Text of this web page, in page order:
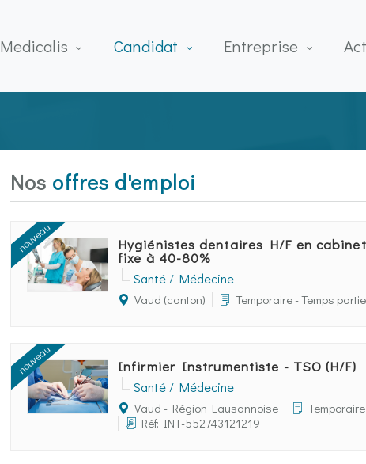
Medicalis Candidat Entreprise
Nos offres d'emploi
nouveau Hygiénistes dentaires H/F en
fixe à 40-80%
Santé / Médecine
Vaud (canton) Temporaire - Temps
nouveau Infirmier Instrumentiste - TSO (H/F)
Santé / Médecine
Vaud - Région Lausannoise
Réf: INT-552743121219